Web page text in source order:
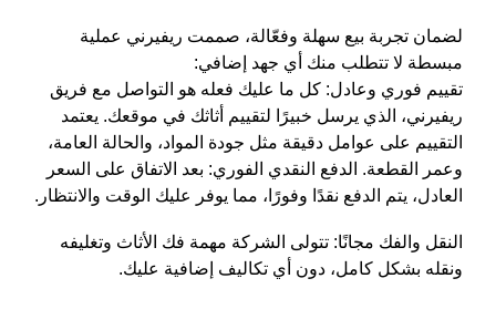
لضمان تجربة بيع سهلة وفعّالة، صممت ريفيرني عملية
مبسطة لا تتطلب منك أي جهد إضافي:
تقييم فوري وعادل: كل ما عليك فعله هو التواصل مع فريق
ريفيرني، الذي يرسل خبيرًا لتقييم أثاثك في موقعك. يعتمد
التقييم على عوامل دقيقة مثل جودة المواد، والحالة العامة،
وعمر القطعة. الدفع النقدي الفوري: بعد الاتفاق على السعر
العادل، يتم الدفع نقدًا وفورًا، مما يوفر عليك الوقت والانتظار.
النقل والفك مجانًا: تتولى الشركة مهمة فك الأثاث وتغليفه
ونقله بشكل كامل، دون أي تكاليف إضافية عليك.